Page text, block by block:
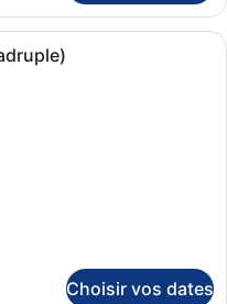
chambre d’hôtel avec un
Choisir vos dates